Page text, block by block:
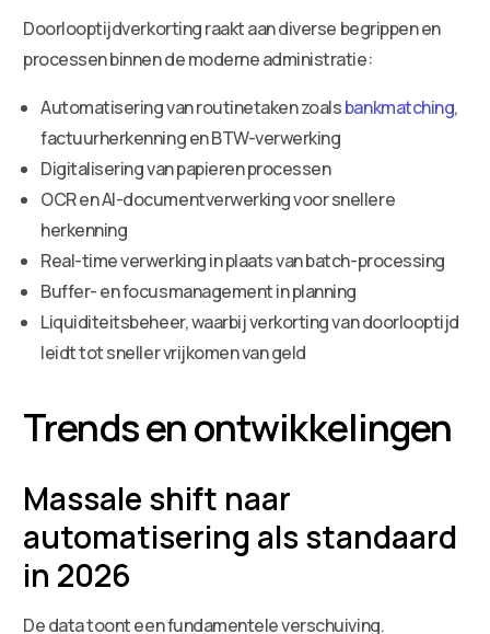
Doorlooptijdverkorting raakt aan diverse begrippen en
processen binnen de moderne administratie:
Automatisering van routinetaken zoalsbankmatching,
factuurherkenning en BTW-verwerking
Digitalisering van papieren processen
OCR en AI-documentverwerking voor snellere
herkenning
Real-time verwerking in plaats van batch-processing
Buffer- en focusmanagement in planning
Liquiditeitsbeheer, waarbij verkorting van doorlooptijd
leidt tot sneller vrijkomen van geld
Trends en ontwikkelingen
Massale shift naar
automatisering als standaard
in 2026
De data toont een fundamentele verschuiving.